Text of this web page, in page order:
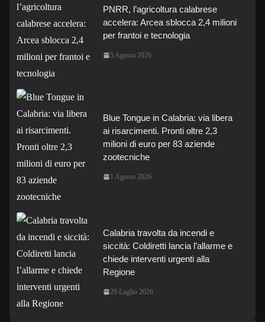
PNRR, l’agricoltura calabrese
accelera: Arcea sblocca 2,4 milioni
per frantoi e tecnologia
5 Agosto 2026
Blue Tongue in Calabria: via libera
ai risarcimenti. Pronti oltre 2,3
milioni di euro per 83 aziende
zootecniche
1 Agosto 2026
Calabria travolta da incendi e
siccità: Coldiretti lancia l’allarme e
chiede interventi urgenti alla
Regione
29 Luglio 2026